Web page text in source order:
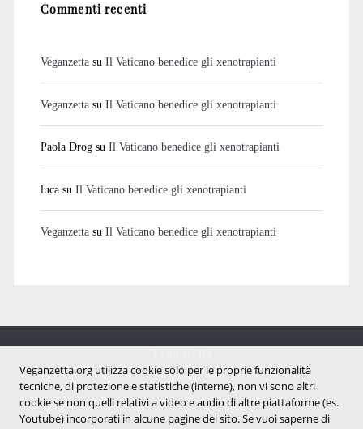
Commenti recenti
Veganzettasu Il Vaticano benedice gli xenotrapianti
Veganzettasu Il Vaticano benedice gli xenotrapianti
Paola Drogsu Il Vaticano benedice gli xenotrapianti
lucasu Il Vaticano benedice gli xenotrapianti
Veganzettasu Il Vaticano benedice gli xenotrapianti
Notizie dal mondo vegan e antispecista
Veganzetta.org utilizza cookie solo per le proprie funzionalità
tecniche, di protezione e statistiche (interne), non vi sono altri
cookie se non quelli relativi a video e audio di altre piattaforme (es.
Youtube) incorporati in alcune pagine del sito. Se vuoi saperne di